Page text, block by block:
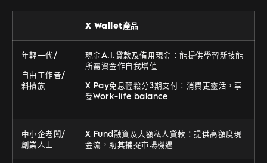
X Wallet產品
年輕一代/
自由工作者/
斜摃族
現金A.I.貸款及備用現金：能提供學習新技能
所需資金作自我增值
X Pay免息輕鬆分3期支付：消費更靈活，享
受Work-life balance
中小企老闆/
創業人士
X Fund融資及大額私人貸款：提供高額度現
金流，助其捕捉市場機遇